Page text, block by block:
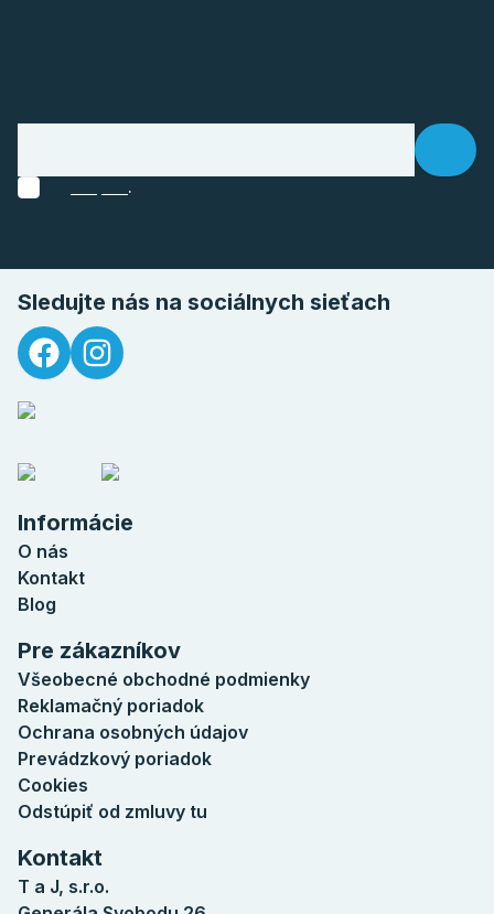
.
Sledujte nás na sociálnych sieťach
Informácie
O nás
Kontakt
Blog
Pre zákazníkov
Všeobecné obchodné podmienky
Reklamačný poriadok
Ochrana osobných údajov
Prevádzkový poriadok
Cookies
Odstúpiť od zmluvy tu
Kontakt
T a J, s.r.o.